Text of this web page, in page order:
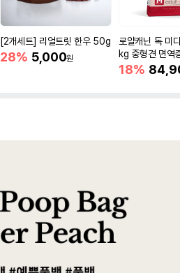
[2개세트] 리얼트릿 한우 50g
28% 5,000원
로얄캐닌 독 미
kg 중형견 면역
18%